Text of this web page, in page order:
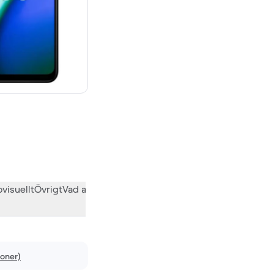
ÖvrigtVad andra användare tycker